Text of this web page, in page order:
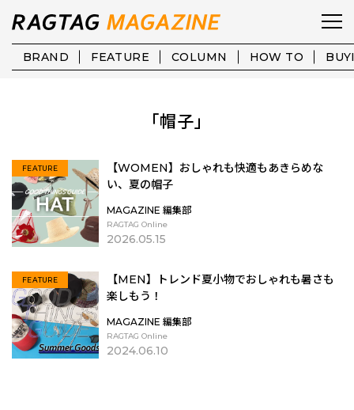
BRAND FEATURE COLUMN HOW TO
「帽子」
FEATURE
【WOMEN】おしゃれも快適もあきらめな
い、夏の帽子
MAGAZINE 編集部
RAGTAG Online
2026.05.15
FEATURE
【MEN】トレンド夏小物でおしゃれも暑さも
楽しもう！
MAGAZINE 編集部
RAGTAG Online
2024.06.10